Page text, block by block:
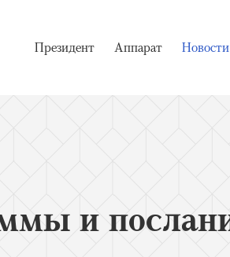
Президент Аппарат Новости
и